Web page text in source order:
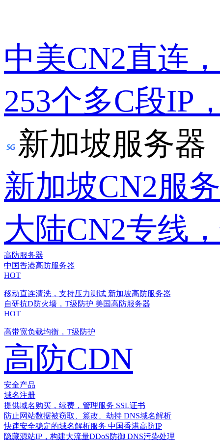
中美CN2直连
253个多C段IP
新加坡服务器
新加坡CN2服
大陆CN2专线
高防服务器
中国香港高防服务器
HOT
移动直连清洗，支持压力测试 新加坡高防服务器
自研抗D防火墙，T级防护 美国高防服务器
HOT
高带宽负载均衡，T级防护
高防CDN
安全产品
域名注册
提供域名购买，续费，管理服务 SSL证书
防止网站数据被窃取、篡改、劫持 DNS域名解析
快速安全稳定的域名解析服务 中国香港高防IP
隐藏源站IP，构建大流量DDoS防御 DNS污染处理